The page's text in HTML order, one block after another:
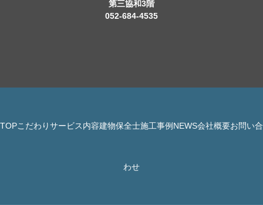
第三協和3階
052-684-4535
TOPこだわりサービス内容建物保全士施工事例 NEWS会社概要お問い合
わせ